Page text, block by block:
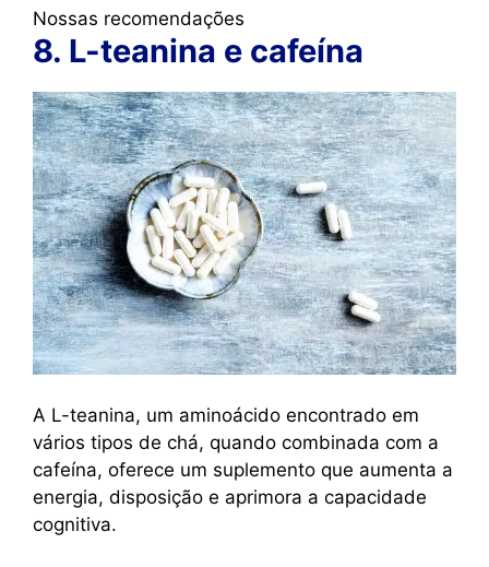
Nossas recomendações
8. L-teanina e cafeína
A L-teanina, um aminoácido encontrado em
vários tipos de chá, quando combinada com a
cafeína, oferece um suplemento que aumenta a
energia, disposição e aprimora a capacidade
cognitiva.